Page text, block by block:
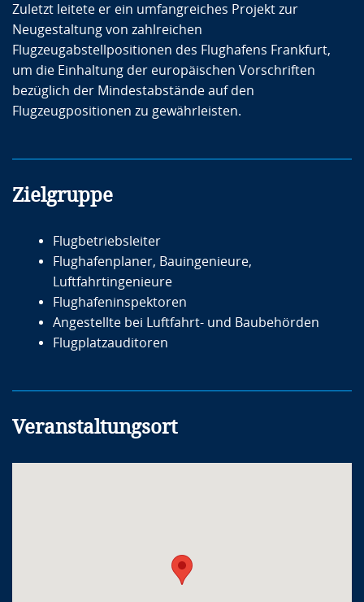
Zuletzt leitete er ein umfangreiches Projekt zur
Neugestaltung von zahlreichen
Flugzeugabstellpositionen des Flughafens Frankfurt,
um die Einhaltung der europäischen Vorschriften
bezüglich der Mindestabstände auf den
Flugzeugpositionen zu gewährleisten.
Zielgruppe
Flugbetriebsleiter
Flughafenplaner, Bauingenieure,
Luftfahrtingenieure
Flughafeninspektoren
Angestellte bei Luftfahrt- und Baubehörden
Flugplatzauditoren
Veranstaltungsort